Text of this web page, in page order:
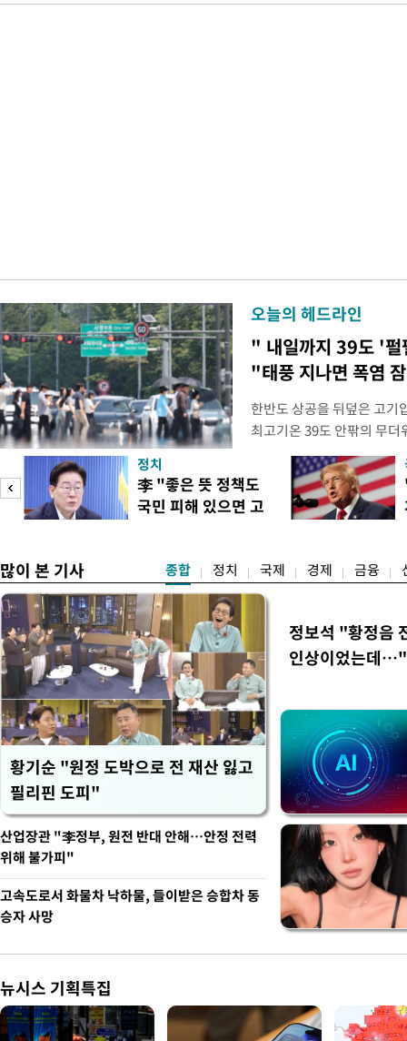
오늘의 헤드라인
" 내일까지 39도 '펄
"태풍 지나면 폭염
한반도 상공을 뒤덮은 고기
최고기온 39도 안팎의 무
'돌핀'이 지나며 기압계가
으로 주춤할 것으로 기상청
정례 브리핑을 열고 이같이
관은 "상층까지 잘 연결된
정치
李 "좋은 뜻 정책도
국민 피해 있으면 고
많이 본 기사 종합 정치 국제 경제 금융
황기순 "원정 도박으로 전 재산 잃고
필리핀 도피"
정보석 "황정음
인상이었는데…"
산업장관 "李정부, 원전 반대 안해…안정 전력
위해 불가피"
고속도로서 화물차 낙하물, 들이받은 승합차 동
승자 사망
뉴시스 기획특집